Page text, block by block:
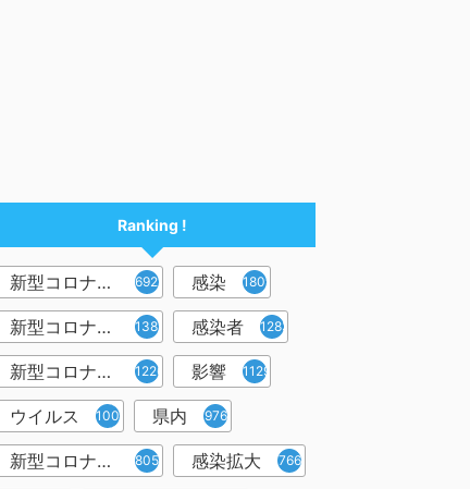
Ranking !
新型コロナウイルス 6921 感染 1809
新型コロナウィルス 1382 感染者 1283
新型コロナウイルス感染症 1226 影響 1129
ウイルス 1001 県内 976
新型コロナウイルス感染 805 感染拡大 766